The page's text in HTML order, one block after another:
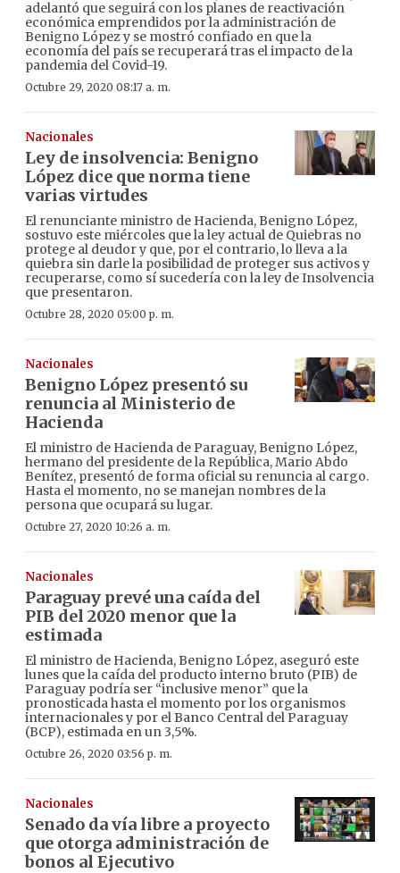
adelantó que seguirá con los planes de reactivación
económica emprendidos por la administración de
Benigno López y se mostró confiado en que la
economía del país se recuperará tras el impacto de la
pandemia del Covid-19.
Octubre 29, 2020 08:17 a. m.
Nacionales
Ley de insolvencia: Benigno
López dice que norma tiene
varias virtudes
El renunciante ministro de Hacienda, Benigno López,
sostuvo este miércoles que la ley actual de Quiebras no
protege al deudor y que, por el contrario, lo lleva a la
quiebra sin darle la posibilidad de proteger sus activos y
recuperarse, como sí sucedería con la ley de Insolvencia
que presentaron.
Octubre 28, 2020 05:00 p. m.
Nacionales
Benigno López presentó su
renuncia al Ministerio de
Hacienda
El ministro de Hacienda de Paraguay, Benigno López,
hermano del presidente de la República, Mario Abdo
Benítez, presentó de forma oficial su renuncia al cargo.
Hasta el momento, no se manejan nombres de la
persona que ocupará su lugar.
Octubre 27, 2020 10:26 a. m.
Nacionales
Paraguay prevé una caída del
PIB del 2020 menor que la
estimada
El ministro de Hacienda, Benigno López, aseguró este
lunes que la caída del producto interno bruto (PIB) de
Paraguay podría ser “inclusive menor” que la
pronosticada hasta el momento por los organismos
internacionales y por el Banco Central del Paraguay
(BCP), estimada en un 3,5%.
Octubre 26, 2020 03:56 p. m.
Nacionales
Senado da vía libre a proyecto
que otorga administración de
bonos al Ejecutivo